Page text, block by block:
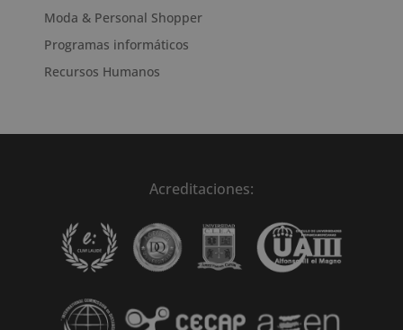
Moda & Personal Shopper
Programas informáticos
Recursos Humanos
Acreditaciones: